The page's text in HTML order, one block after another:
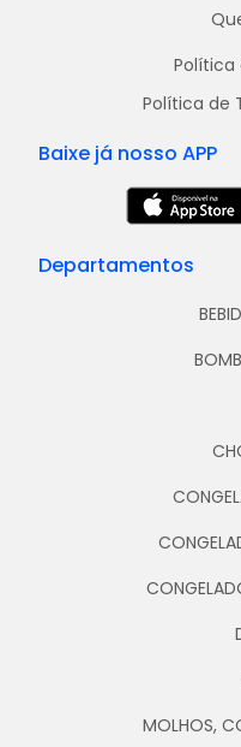
Política
Política de
Baixe já nosso APP
Departamentos
MOLHOS,